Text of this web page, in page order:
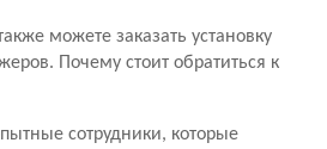
можете заказать установку
Почему стоит обратиться к
сотрудники, которые